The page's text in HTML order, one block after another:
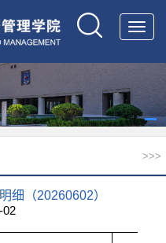
>>>
细（20260602）
02